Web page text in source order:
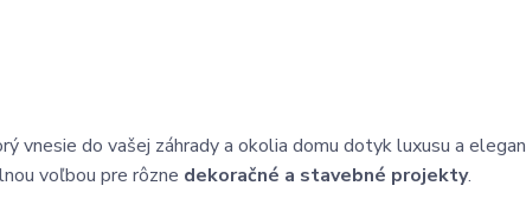
vnesie do vašej záhrady a okolia domu dotyk luxusu a
voľbou pre rôzne dekoračné a stavebné projekty.